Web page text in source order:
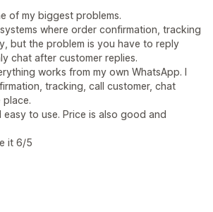
of my biggest problems.
where order confirmation, tracking
but the problem is you have to reply
chat after customer replies.
works from my own WhatsApp. I
tracking, call customer, chat
easy to use. Price is also good and
it 6/5